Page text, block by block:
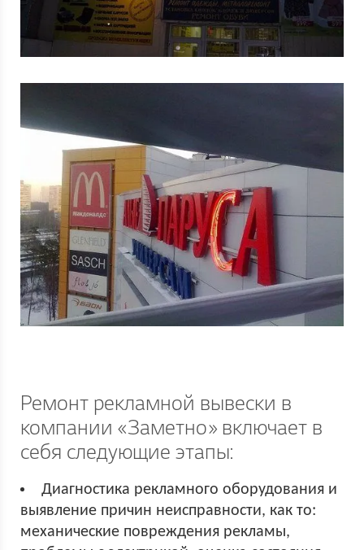
Ремонт рекламной вывески в
компании «Заметно» включает в
себя следующие этапы:
Диагностика рекламного оборудования и
выявление причин неисправности, как то:
механические повреждения рекламы,